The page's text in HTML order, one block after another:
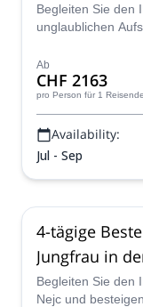
Explore-Share.com
zertifizierten Guides
Tage)
Begleiten Sie den
unglaublichen
Tagen werden wir
und klettern und
Ab
CHF 2163
pro Person für 1
Availability:
Jul - Sep
4-tägige
Jungfrau in
Begleiten Sie den
Nejc und